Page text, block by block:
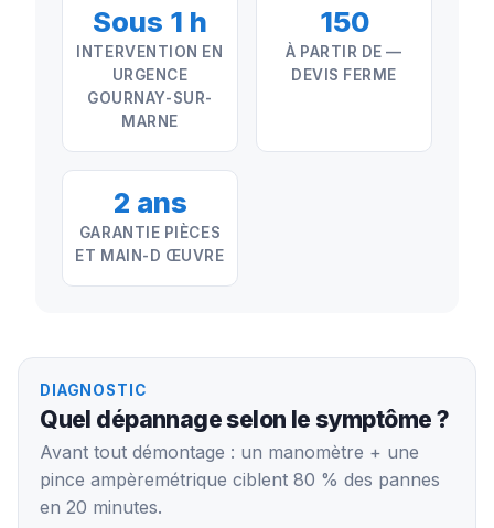
Sous 1 h
INTERVENTION EN
URGENCE
GOURNAY-SUR-
MARNE
150
À PARTIR DE —
DEVIS FERME
2 ans
GARANTIE PIÈCES
ET MAIN-D ŒUVRE
DIAGNOSTIC
Quel dépannage selon le symptôme ?
Avant tout démontage : un manomètre + une
pince ampèremétrique ciblent 80 % des pannes
en 20 minutes.